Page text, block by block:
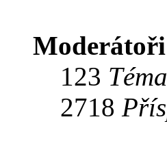
123
2718